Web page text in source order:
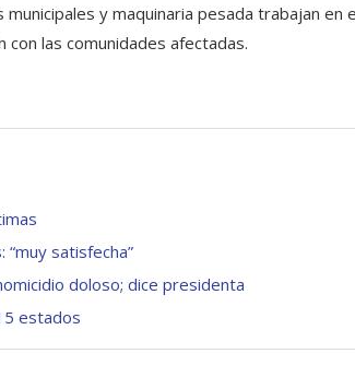
y maquinaria pesada trabajan en
las comunidades afectadas.
satisfecha”
doloso; dice presidenta
estados